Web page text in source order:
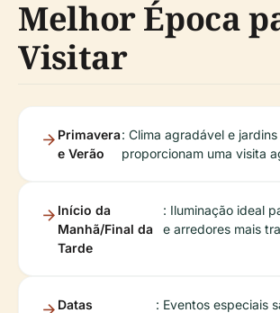
Melhor Época
Visitar
Primavera
e Verão
: Clima agradável e
proporcionam uma visita
Início da
Manhã/Final da
Tarde
: Iluminação ideal
e arredores mais
Datas
: Eventos especiais